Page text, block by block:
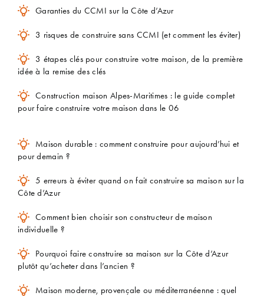
Garanties du CCMI sur la Côte d’Azur
3 risques de construire sans CCMI (et comment les éviter)
3 étapes clés pour construire votre maison, de la première
idée à la remise des clés
Construction maison Alpes-Maritimes : le guide complet
pour faire construire votre maison dans le 06
Maison durable : comment construire pour aujourd’hui et
pour demain ?
5 erreurs à éviter quand on fait construire sa maison sur la
Côte d’Azur
Comment bien choisir son constructeur de maison
individuelle ?
Pourquoi faire construire sa maison sur la Côte d’Azur
plutôt qu’acheter dans l’ancien ?
Maison moderne, provençale ou méditerranéenne : quel